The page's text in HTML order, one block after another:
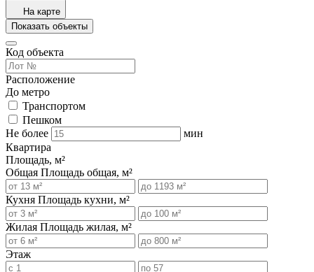
На карте
Показать объекты
Код объекта
Расположение
До метро
Транспортом
Пешком
Не более
мин
Квартира
Площадь, м²
Общая Площадь общая, м²
Кухня Площадь кухни, м²
Жилая Площадь жилая, м²
Этаж